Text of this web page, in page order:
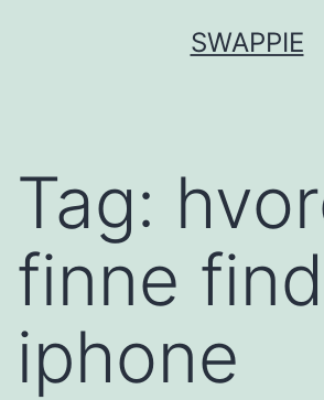
SWAPPIE
Tag:
finne
iphone